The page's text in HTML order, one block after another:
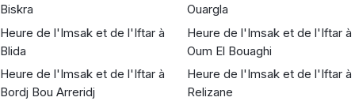
Biskra
Heure de l'Imsak et de l'Iftar à
Blida
Heure de l'Imsak et de l'Iftar à
Bordj Bou Arreridj
Ouargla
Heure de l'Imsak et de l'Iftar à
Oum El Bouaghi
Heure de l'Imsak et de l'Iftar à
Relizane